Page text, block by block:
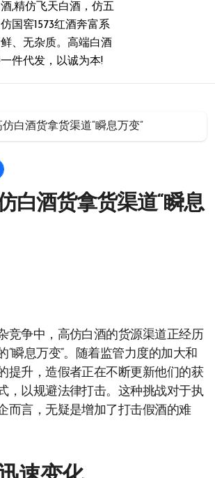
,精仿飞天白酒，仿五
国窖1573红酒奔富系
、无杂质。高端白酒
件代发，以诚为本!
白酒货拿货渠道“瞬息万变”
白酒货拿货渠道“瞬息
竞争中，高仿白酒的货源渠道正经历
“瞬息万变”。随着监管力度的加大和
提升，造假者正在不断更新他们的获
，以规避法律打击。这种挑战对于执
而言，无疑是增加了打击假酒的难